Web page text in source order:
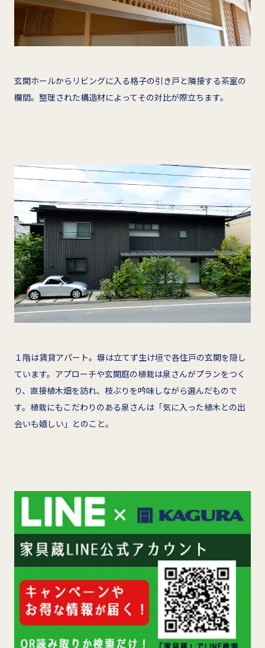
玄関ホールからリビングに入る格子の引き戸と隣接する茶室の
欄間。整理された構造材によってその対比が際立ちます。
１階は賃貸アパート。塀は立てず生け垣で各住戸の玄関を隠し
ています。アプローチや玄関庭の植栽は泉さんがプランをつく
り、直接植木畑を訪れ、枝ぶりを吟味しながら選んだもので
す。植栽にもこだわりのある泉さんは「気に入った植木との出
会いも嬉しい」とのこと。